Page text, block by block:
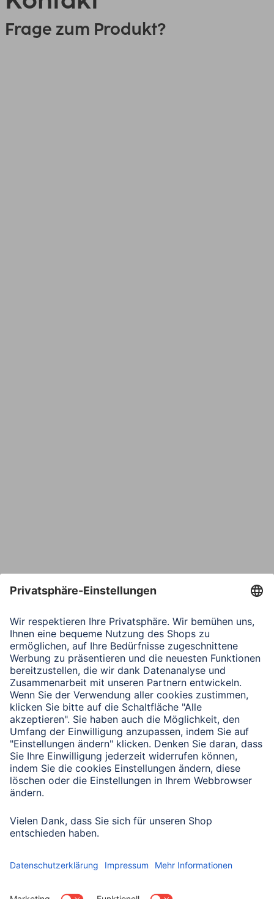
Frage zum Produkt?
Verbleibende Zeichen: 1000/ 1000
Senden
Mit Absenden des Formulars bestätigen Sie, dass Sie unsere
Datenschutzbestimmungen zur Formulardatenverarbeitung zur
Datenschutz